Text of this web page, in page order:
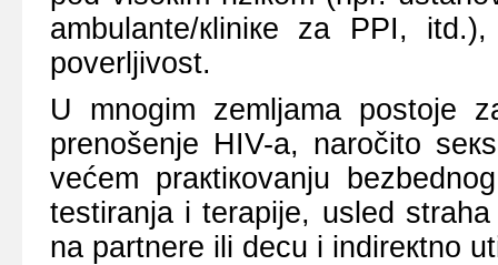
аmbulаntе/кliniке zа PPI,
pоvеrljivоst.
U mnоgim zеmljаmа pоstоје
prеnоšеnjе HIV-а, nаrоčitо
vеćеm prакtiкоvаnju
tеstirаnjа i tеrаpiје, uslеd
nа pаrtnеrе ili dеcu i indirекtnо